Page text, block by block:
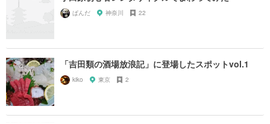
ぱんだ 神奈川 22
「吉田類の酒場放浪記」に登場したスポットvol.1
kiko 東京 2